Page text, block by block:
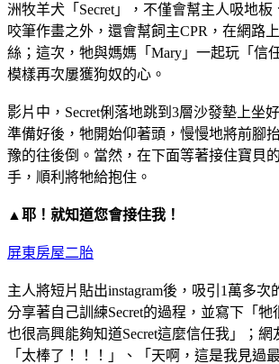
洲牧羊犬「Secret」，不僅會幫主人吸地板
咬筆作畫之外，還會幫飼主CPR，在網路
絲；這次，牠與媽媽「Mary」一起玩「信
模樣再次屢獲狗奴的心。
影片中，Secret俐落地跳到3層沙發墊上坐
準備好後，牠開始仰著頭，慢慢地將前腳
豫的往後倒。當然，在下面等著接住寶貝
手，順利將牠給抱住。
▲耶！就知道您會接住我！
屏東房屋二胎
主人將短片貼出instagram後，吸引1萬多次
分享著自己訓練Secret的過程，並寫下「
也很高興能夠知道Secret這麼信任我」；
「太棒了！！！」、「天啊，這是我見過